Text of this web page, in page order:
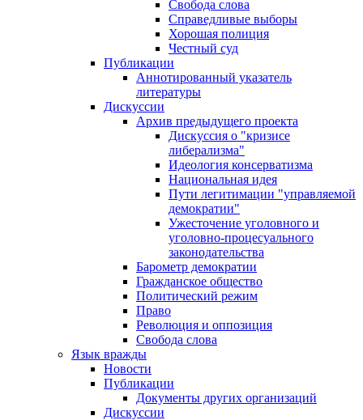
Свобода слова
Справедливые выборы
Хорошая полиция
Честный суд
Публикации
Аннотированный указатель
литературы
Дискуссии
Архив предыдущего проекта
Дискуссия о "кризисе
либерализма"
Идеология консерватизма
Национальная идея
Пути легитимации "управляемой
демократии"
Ужесточение уголовного и
уголовно-процесуального
законодательства
Барометр демократии
Гражданское общество
Политический режим
Право
Революция и оппозиция
Свобода слова
Язык вражды
Новости
Публикации
Документы других организаций
Дискуссии